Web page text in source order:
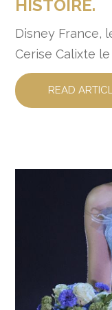
HISTOIRE.
Disney France,
Cerise Calixte
READ